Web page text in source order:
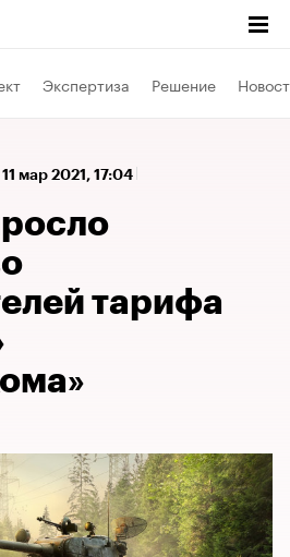
Экспертиза Решение
11 мар 2021, 17:04
тарифа